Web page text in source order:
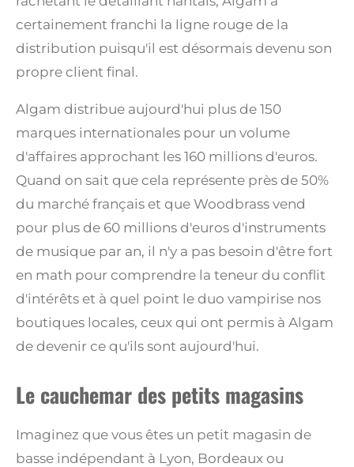
certainement franchi la ligne rouge de la
distribution puisqu'il est désormais devenu son
propre client final.
Algam distribue aujourd'hui plus de 150
marques internationales pour un volume
d'affaires approchant les 160 millions d'euros.
Quand on sait que cela représente près de 50%
du marché français et que Woodbrass vend
pour plus de 60 millions d'euros d'instruments
de musique par an, il n'y a pas besoin d'être fort
en math pour comprendre la teneur du conflit
d'intérêts et à quel point le duo vampirise nos
boutiques locales, ceux qui ont permis à Algam
de devenir ce qu'ils sont aujourd'hui.
Le cauchemar des petits magasins
Imaginez que vous êtes un petit magasin de
basse indépendant à Lyon, Bordeaux ou